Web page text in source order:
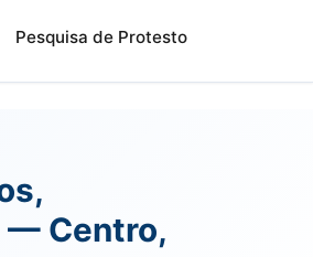
Pesquisa de Protesto
— Centro,